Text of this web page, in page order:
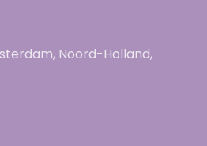
, Noord-Holland,